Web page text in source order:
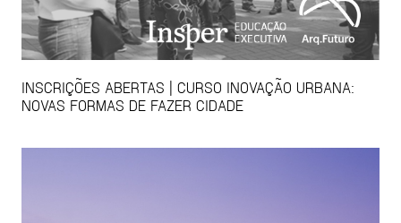
INSCRIÇÕES ABERTAS | CURSO INOVAÇÃO URBANA:
NOVAS FORMAS DE FAZER CIDADE